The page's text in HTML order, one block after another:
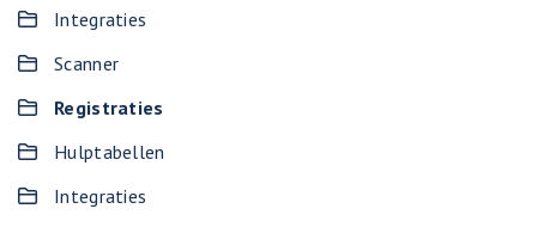
Integraties
Scanner
Registraties
Hulptabellen
Integraties